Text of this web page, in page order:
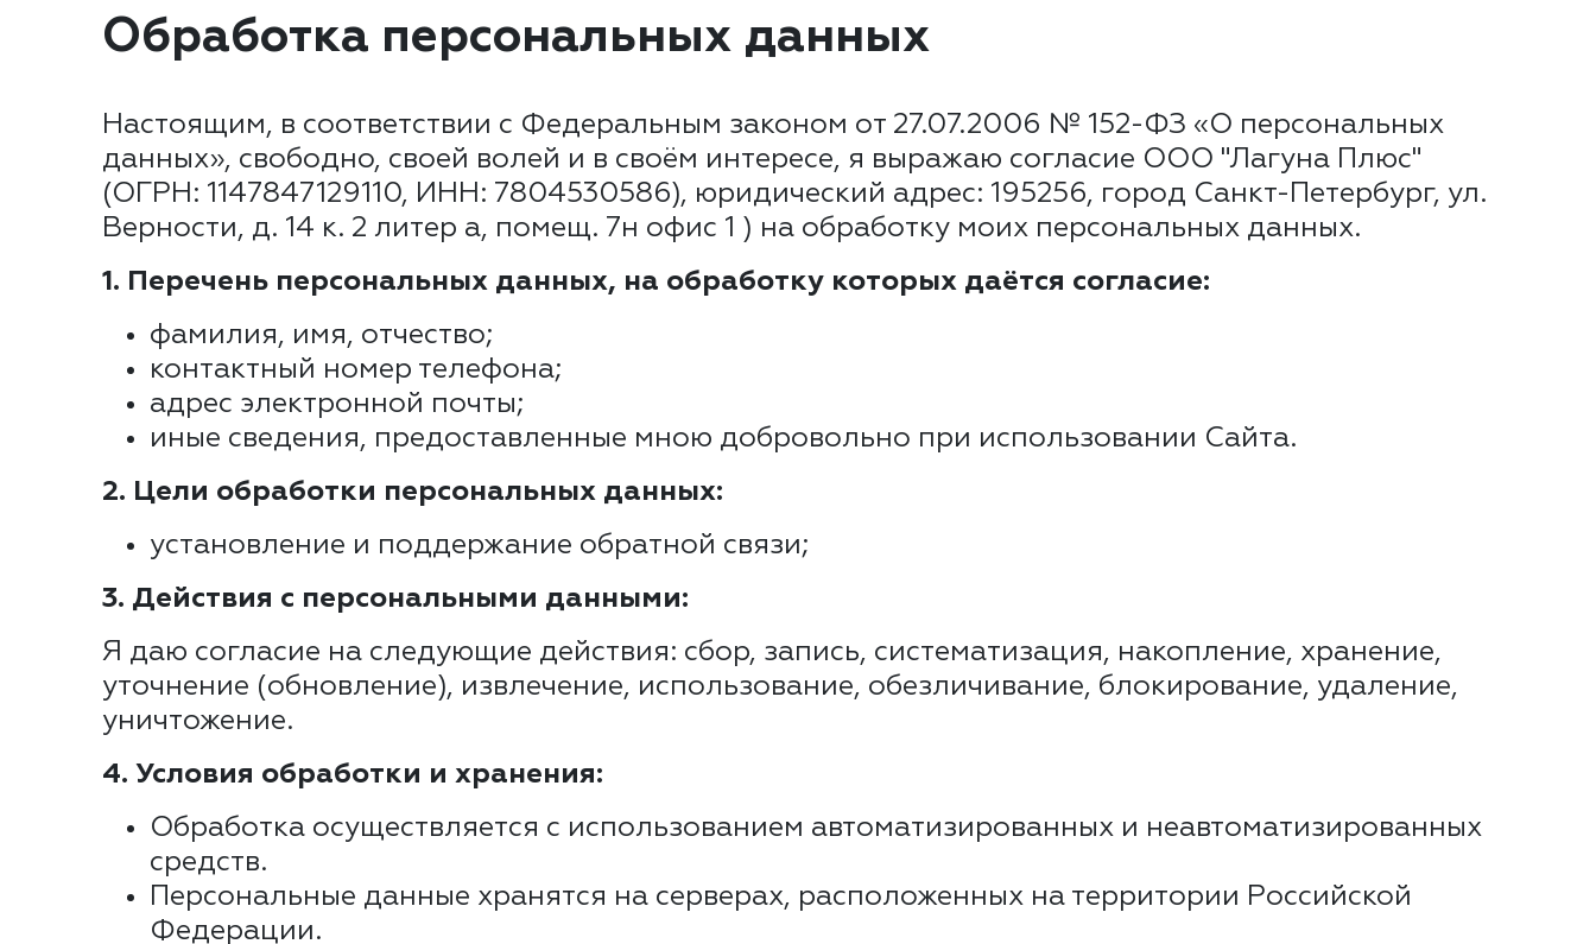
Обработка персональных данных
Настоящим, в соответствии с Федеральным законом от 27.07.2006 № 152-ФЗ «О персональных
данных», свободно, своей волей и в своём интересе, я выражаю согласие ООО "Лагуна Плюс"
(ОГРН: 1147847129110, ИНН: 7804530586), юридический адрес: 195256, город Санкт-Петербург, ул.
Верности, д. 14 к. 2 литер а, помещ. 7н офис 1 ) на обработку моих персональных данных.
1. Перечень персональных данных, на обработку которых даётся согласие:
фамилия, имя, отчество;
контактный номер телефона;
адрес электронной почты;
иные сведения, предоставленные мною добровольно при использовании Сайта.
2. Цели обработки персональных данных:
установление и поддержание обратной связи;
3. Действия с персональными данными:
Я даю согласие на следующие действия: сбор, запись, систематизация, накопление, хранение,
уточнение (обновление), извлечение, использование, обезличивание, блокирование, удаление,
уничтожение.
4. Условия обработки и хранения:
Обработка осуществляется с использованием автоматизированных и неавтоматизированных
средств.
Персональные данные хранятся на серверах, расположенных на территории Российской
Федерации.